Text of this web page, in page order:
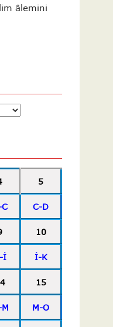
âlemini
5
C-D
10
İ İ-K
15
M-O